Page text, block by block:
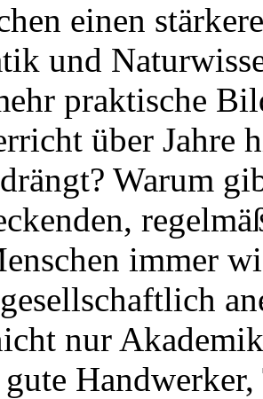
einen
und
praktische
über Jahre
Warum
immer
nur